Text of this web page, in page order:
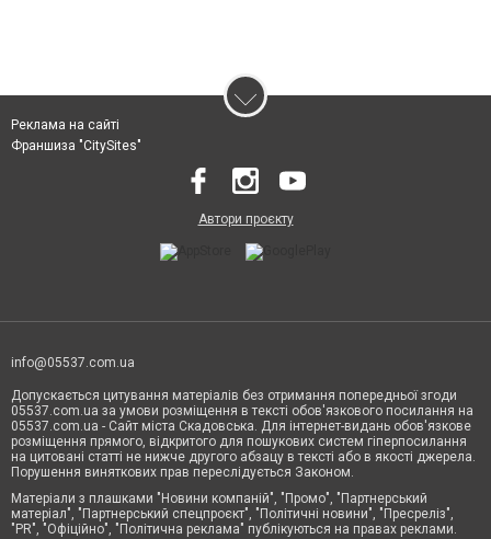
Реклама на сайті
Франшиза "CitySites"
Автори проєкту
info@05537.com.ua
Допускається цитування матеріалів без отримання попередньої згоди
05537.com.ua за умови розміщення в тексті обов'язкового посилання на
05537.com.ua - Сайт міста Скадовська. Для інтернет-видань обов'язкове
розміщення прямого, відкритого для пошукових систем гіперпосилання
на цитовані статті не нижче другого абзацу в тексті або в якості джерела.
Порушення виняткових прав переслідується Законом.
Матеріали з плашками "Новини компаній", "Промо", "Партнерський
матеріал", "Партнерський спецпроєкт", "Політичні новини", "Пресреліз",
"PR", "Офіційно", "Політична реклама" публікуються на правах реклами.